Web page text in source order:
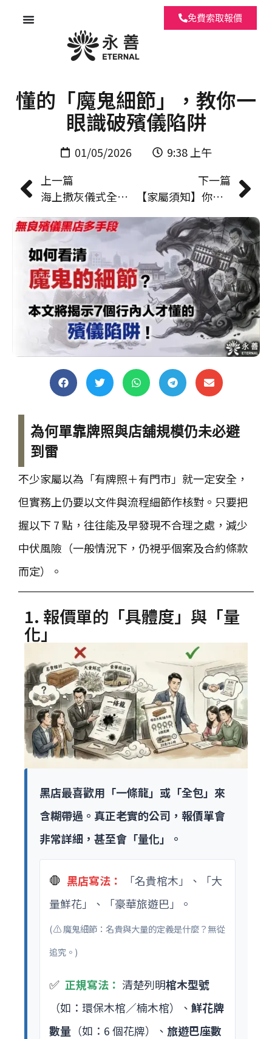
免費索取報價
懂的「魔鬼細節」，教你一
眼識破殯儀陷阱
01/05/2026
9:38 上午
上一篇
海上撒灰儀式全攻略：基督教/佛教/道教流程、禁忌與船隻選擇 | 永善殯儀
下一篇
【家屬須知】你要知道的頭七禁忌！準備清單、儀式及祭品
為何單靠牌照與店舖規模仍未必避
到雷
不少家屬以為「有牌照＋有門市」就一定安全，
但實務上仍要以文件與流程細節作核對。只要把
握以下 7 點，往往能及早發現不合理之處，減少
中伏風險（一般情況下，仍視乎個案及合約條款
而定）。
1. 報價單的「具體度」與「量
化」
黑店最喜歡用「一條龍」或「全包」來
含糊帶過。真正老實的公司，報價單會
非常詳細，甚至會「量化」。
🛑 黑店寫法：
「名貴棺木」、「大
量鮮花」、「豪華旅遊巴」。
(⚠️ 魔鬼細節：名貴與大量的定義是什麼？無從
追究。)
✅ 正規寫法： 清楚列明棺木型號
（如：環保木棺／楠木棺）、 鮮花牌
數量 （如：6 個花牌）、 旅遊巴座數